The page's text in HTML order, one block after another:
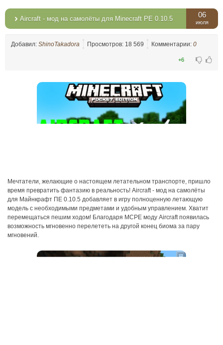
Aircraft - мод на самолёты для Minecraft PE 0.10.5 06
июля
Добавил: ShinoTakadora Просмотров: 18 569 Комментарии: 0
+6
Мечтатели, желающие о настоящем летательном транспорте, пришло
время превратить фантазию в реальность! Aircraft - мод на самолёты
для Майнкрафт ПЕ 0.10.5 добавляет в игру полноценную летающую
модель с необходимыми предметами и удобным управлением. Хватит
перемещаться пешим ходом! Благодаря MCPE моду Aircraft появилась
возможность мгновенно перелететь на другой конец биома за пару
мгновений.